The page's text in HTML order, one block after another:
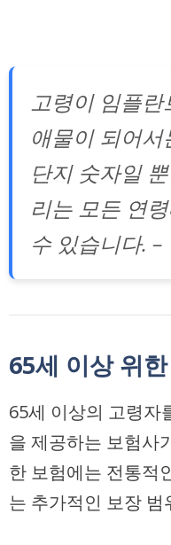
고령이 임플
애물이 되어
단지 숫자일
리는 모든 연
수 있습니다. –
65세 이상 위
65세 이상의 고령자
을 제공하는 보험사
한 보험에는 전통적
는 추가적인 보장